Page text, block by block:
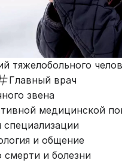
тяжелобольного
Главный врач
звена
медицинской
специализации
и общение
смерти и болезни